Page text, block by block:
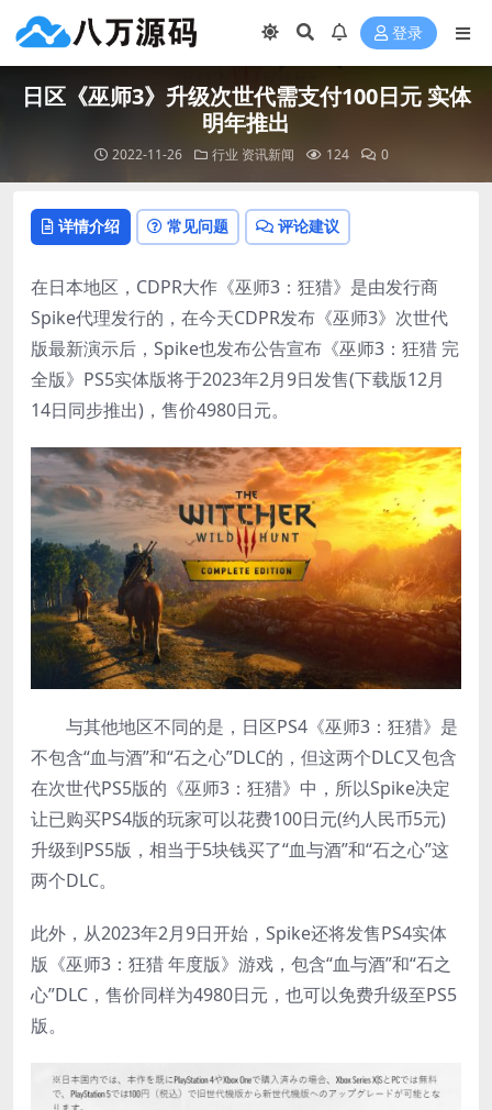
登录
日区《巫师3》升级次世代需支付100日元 实体
明年推出
2022-11-26 行业 资讯新闻 124 0
详情介绍 常见问题 评论建议
在日本地区，CDPR大作《巫师3：狂猎》是由发行商
Spike代理发行的，在今天CDPR发布《巫师3》次世代
版最新演示后，Spike也发布公告宣布《巫师3：狂猎 完
全版》PS5实体版将于2023年2月9日发售(下载版12月
14日同步推出)，售价4980日元。
与其他地区不同的是，日区PS4《巫师3：狂猎》是
不包含“血与酒”和“石之心”DLC的，但这两个DLC又包含
在次世代PS5版的《巫师3：狂猎》中，所以Spike决定
让已购买PS4版的玩家可以花费100日元(约人民币5元)
升级到PS5版，相当于5块钱买了“血与酒”和“石之心”这
两个DLC。
此外，从2023年2月9日开始，Spike还将发售PS4实体
版《巫师3：狂猎 年度版》游戏，包含“血与酒”和“石之
心”DLC，售价同样为4980日元，也可以免费升级至PS5
版。